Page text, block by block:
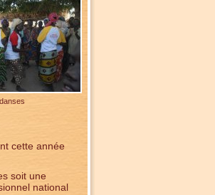
cette année
soit une
national